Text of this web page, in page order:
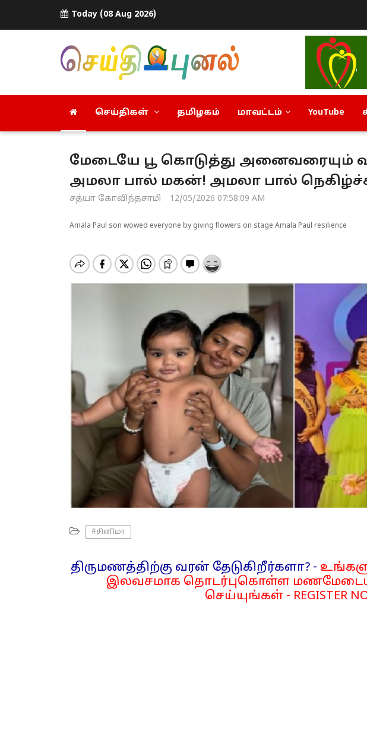
Today (08 Aug 2026)
செய்திகள் தமிழகம் மாவட்டம் YouTube
மேடையே பூ கொடுத்து அனைவரையும்
அமலா பால் மகன்! அமலா பால்
சத்யா கோவிந்தசாமி 12/05/2026 07:58:09 AM
Amala Paul son wowed everyone by giving flowers on stage Amala Paul resilience
#சினிமா
திருமணத்திற்கு வரன் தேடுகிறீர்களா? -
இலவசமாக தொடர்புகொள்ள
செய்யுங்கள் - REGISTER